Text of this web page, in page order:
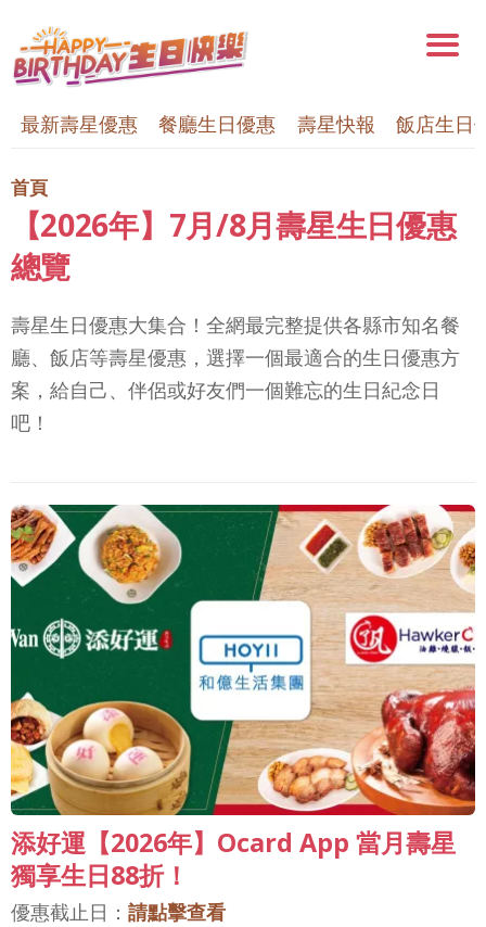
最新壽星優惠 餐廳生日優惠 壽星快報 飯店生日
首頁
【2026年】7月/8月壽星生日優惠
總覽
壽星生日優惠大集合！全網最完整提供各縣市知名餐
廳、飯店等壽星優惠，選擇一個最適合的生日優惠方
案，給自己、伴侶或好友們一個難忘的生日紀念日
吧！
添好運【2026年】Ocard App 當月壽星
獨享生日88折！
優惠截止日： 請點擊查看